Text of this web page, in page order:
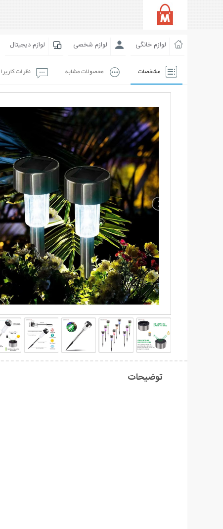
لوازم خانگی لوازم شخصی لوازم دیجیتال
مشخصات محصولات مشابه نظرات
توضیحات